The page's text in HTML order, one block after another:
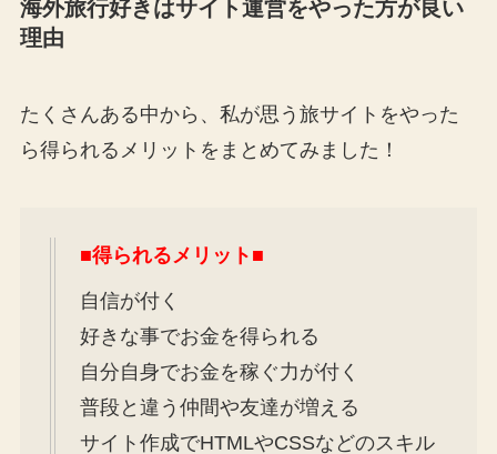
海外旅行好きはサイト運営をやった方が良い
理由
たくさんある中から、私が思う旅サイトをやった
ら得られるメリットをまとめてみました！
■得られるメリット■
自信が付く
好きな事でお金を得られる
自分自身でお金を稼ぐ力が付く
普段と違う仲間や友達が増える
サイト作成でHTMLやCSSなどのスキル